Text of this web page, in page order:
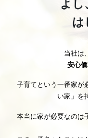
新春特別キャンペーン